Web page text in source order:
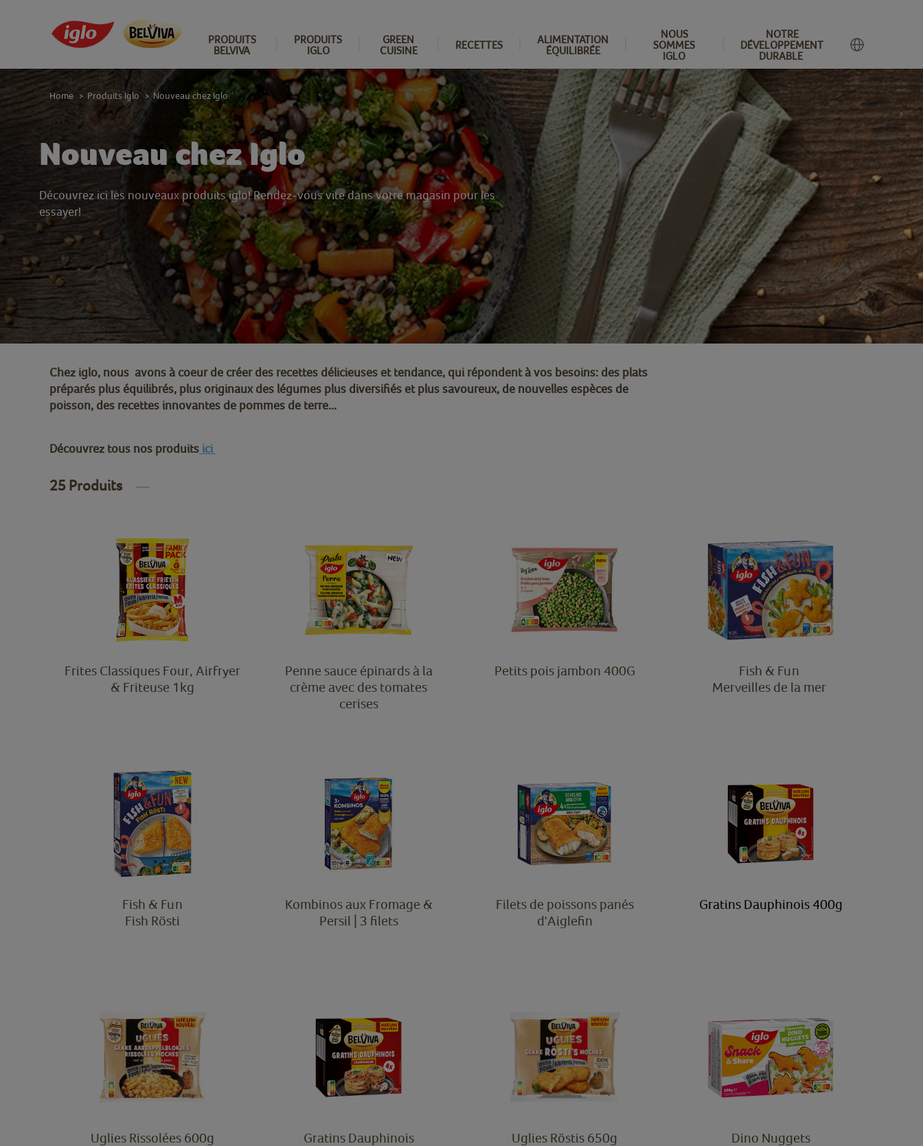
PRODUITS
BELVIVA
PRODUITS
IGLO
GREEN
CUISINE
RECETTES
ALIMENTATION
ÉQUILIBRÉE
NOUS
SOMMES
IGLO
NOTRE
DÉVELOPPEMENT
DURABLE
Nouveau chez Iglo
Découvrez ici les nouveaux produits iglo! Rendez-vous vite dans votre magasin pour les
essayer!
Home > Produits Iglo > Nouveau chez Iglo
Chez iglo, nous avons à coeur de créer des recettes délicieuses et tendance, qui répondent à vos besoins: des plats
préparés plus équilibrés, plus originauxdes légumes plus diversifiés et plus savoureux, de nouvelles espèces de
poisson, des recettes innovantes de pommes de terre...
Découvrez tous nos produits ici
25 Produits
Frites Classiques Four, Airfryer
& Friteuse 1kg
Penne sauce épinards à la
crème avec des tomates
cerises
Petits pois jambon 400G
Fish & Fun
Merveilles de la mer
Fish & Fun
Fish Rösti
Kombinos aux Fromage &
Persil | 3 filets
Filets de poissons panés
d'Aiglefin
Gratins Dauphinois 400g
Uglies Rissolées 600g
Gratins Dauphinois
Uglies Röstis 650g Dino Nuggets